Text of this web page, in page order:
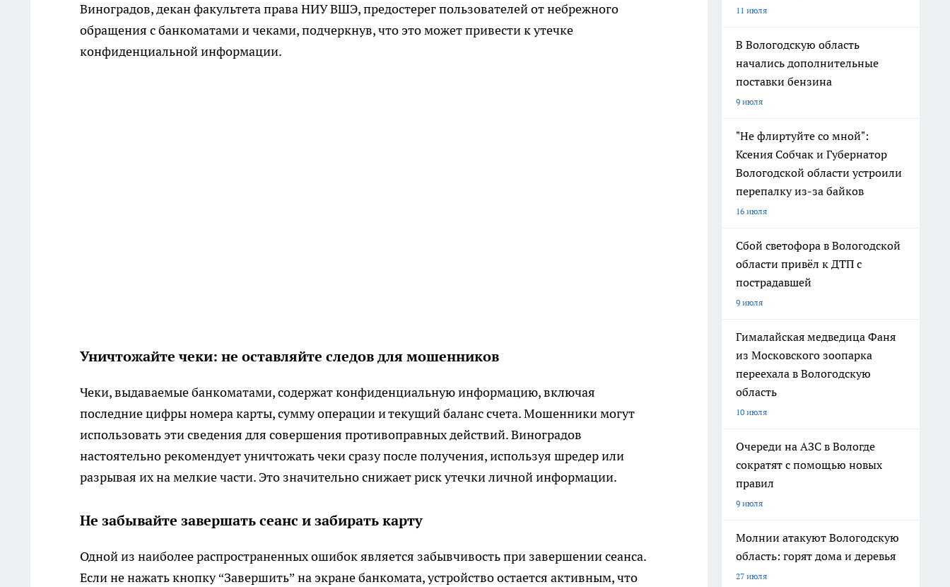
Виноградов, декан факультета права НИУ ВШЭ, предостерег пользователей от небрежного
обращения с банкоматами и чеками, подчеркнув, что это может привести к утечке
конфиденциальной информации.
Уничтожайте чеки: не оставляйте следов для мошенников
Чеки, выдаваемые банкоматами, содержат конфиденциальную информацию, включая
последние цифры номера карты, сумму операции и текущий баланс счета. Мошенники могут
использовать эти сведения для совершения противоправных действий. Виноградов
настоятельно рекомендует уничтожать чеки сразу после получения, используя шредер или
разрывая их на мелкие части. Это значительно снижает риск утечки личной информации.
Не забывайте завершать сеанс и забирать карту
Одной из наиболее распространенных ошибок является забывчивость при завершении сеанса.
Если не нажать кнопку “Завершить” на экране банкомата, устройство остается активным, что
11 июля
В Вологодскую область
начались дополнительные
поставки бензина
9 июля
"Не флиртуйте со мной":
Ксения Собчак и Губернатор
Вологодской области устроили
перепалку из-за байков
16 июля
Сбой светофора в Вологодской
области привёл к ДТП с
пострадавшей
9 июля
Гималайская медведица Фаня
из Московского зоопарка
переехала в Вологодскую
область
10 июля
Очереди на АЗС в Вологде
сократят с помощью новых
правил
9 июля
Молнии атакуют Вологодскую
область: горят дома и деревья
27 июля